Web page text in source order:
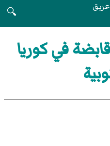
عريق
🔍
في كوريا